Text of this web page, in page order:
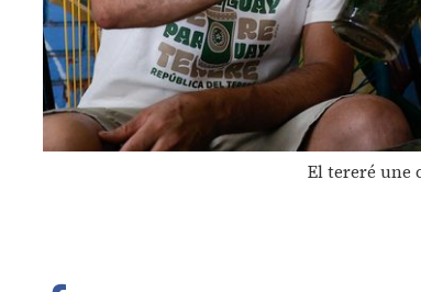
El tereré une